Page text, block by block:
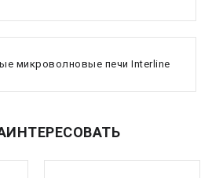
микроволновые печи Interline